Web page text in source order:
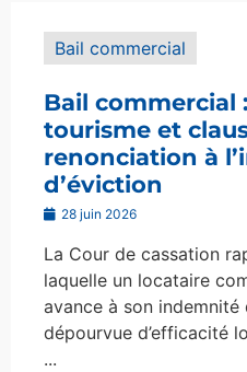
Bail commercial
Bail commercial
tourisme et
renonciation à
d’éviction
28 juin 2026
La Cour de cassation
laquelle un locataire
avance à son indemnité
dépourvue d’efficacité
...